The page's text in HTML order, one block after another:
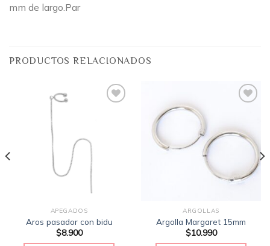
mm de largo.Par
PRODUCTOS RELACIONADOS
APEGADOS
Aros pasador con bidu
$8.900
lista
de
deseos
ARGOLLAS
Argolla Margaret 15mm
$10.990